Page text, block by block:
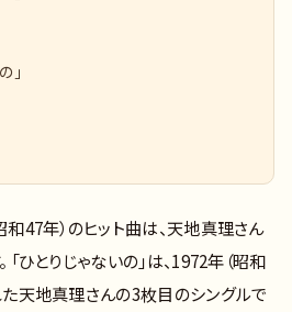
」
47年）のヒット曲は、天地真理さん
「ひとりじゃないの」は、1972年（昭和
天地真理さんの3枚目のシングルで